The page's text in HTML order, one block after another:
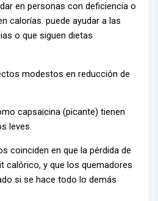
en personas con deficiencia o
calorías. puede ayudar a las
o que siguen dietas
modestos en reducción de
capsaicina (picante) tienen
leves.
coinciden en que la pérdida de
calórico, y que los quemadores
si se hace todo lo demás